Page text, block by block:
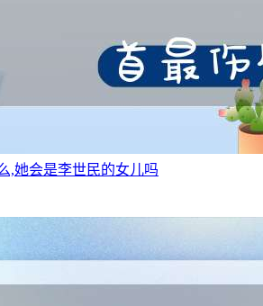
,她会是李世民的女儿吗